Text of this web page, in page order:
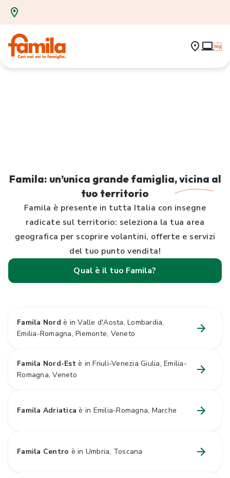
Famila: un’unica grande famiglia,vicina al
tuo territorio
Famila è presente in tutta Italia con insegne
radicate sul territorio: seleziona la tua area
geografica per scoprire volantini, offerte e servizi
del tuo punto vendita!
Qual è il tuo Famila?
Famila Nord è in Valle d'Aosta, Lombardia,
Emilia-Romagna, Piemonte, Veneto
Famila Nord-Estè in Friuli-Venezia Giulia, Emilia-
Romagna, Veneto
Famila Adriatica è in Emilia-Romagna, Marche
Famila Centro è in Umbria, Toscana